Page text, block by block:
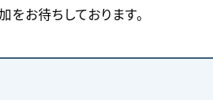
お待ちしております。